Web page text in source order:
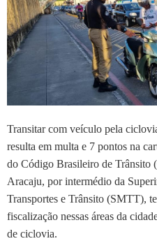
Transitar com veículo pela
resulta em multa e 7 pontos na
do Código Brasileiro de Trânsito
Aracaju, por intermédio da
Transportes e Trânsito (SMTT),
fiscalização nessas áreas da
de ciclovia.